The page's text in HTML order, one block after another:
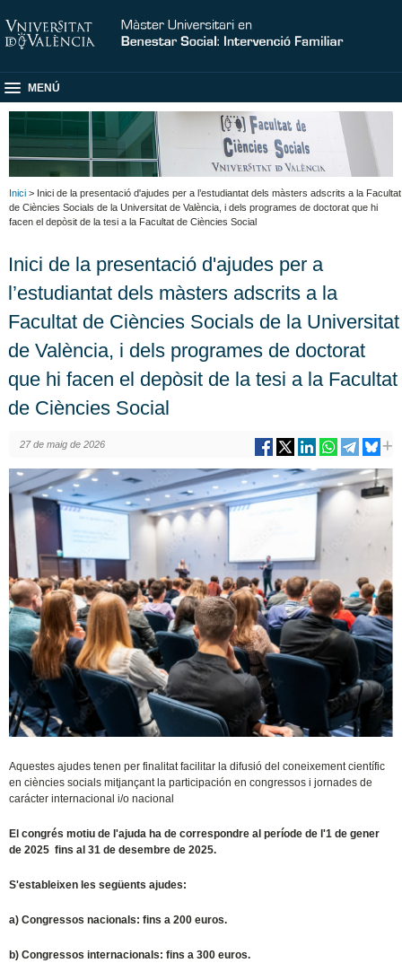
MENÚ
Inici > Inici de la presentació d'ajudes per a l’estudiantat dels màsters adscrits a la Facultat
de Ciències Socials de la Universitat de València, i dels programes de doctorat que hi
facen el depòsit de la tesi a la Facultat de Ciències Social
Inici de la presentació d'ajudes per a
l’estudiantat dels màsters adscrits a la
Facultat de Ciències Socials de la Universitat
de València, i dels programes de doctorat
que hi facen el depòsit de la tesi a la Facultat
de Ciències Social
27 de maig de 2026
Aquestes ajudes tenen per finalitat facilitar la difusió del coneixement científic
en ciències socials mitjançant la participación en congressos i jornades de
carácter internacional i/o nacional
El congrés motiu de l'ajuda ha de correspondre al període de l'1 de gener
de 2025 fins al 31 de desembre de 2025.
S'estableixen les següents ajudes:
a) Congressos nacionals: fins a 200 euros.
b) Congressos internacionals: fins a 300 euros.